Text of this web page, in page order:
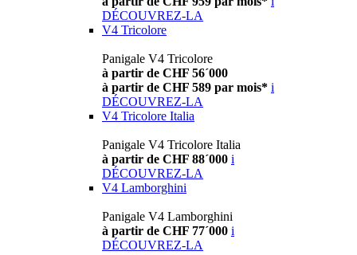
DÉCOUVREZ-LA
V4 Tricolore
Panigale V4 Tricolore
à partir de CHF 56´000
à partir de CHF 589 par mois* i
DÉCOUVREZ-LA
V4 Tricolore Italia
Panigale V4 Tricolore Italia
à partir de CHF 88´000 i
DÉCOUVREZ-LA
V4 Lamborghini
Panigale V4 Lamborghini
à partir de CHF 77´000 i
DÉCOUVREZ-LA